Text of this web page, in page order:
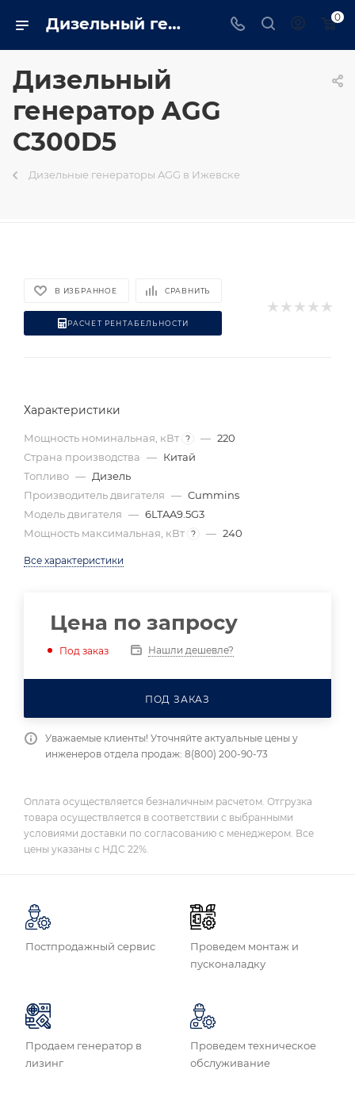
Дизельный генератор AGG C300D5 на базе двигателя Cummins - купить в Ижевске генератор 220 квт в интернет магазине - izhevsk.trustenergo.ru 0
Дизельный
генератор AGG
C300D5
Дизельные генераторы AGG в Ижевске
В ИЗБРАННОЕ СРАВНИТЬ
РАСЧЕТ РЕНТАБЕЛЬНОСТИ
Характеристики
Мощность номинальная, кВт ? — 220
Страна производства — Китай
Топливо — Дизель
Производитель двигателя — Cummins
Модель двигателя — 6LTAA9.5G3
Мощность максимальная, кВт ? — 240
Все характеристики
Цена по запросу
Под заказ Нашли дешевле?
ПОД ЗАКАЗ
Уважаемые клиенты! Уточняйте актуальные цены у
инженеров отдела продаж: 8(800) 200-90-73
Оплата осуществляется безналичным расчетом. Отгрузка
товара осуществляется в соответствии с выбранными
условиями доставки по согласованию с менеджером. Все
цены указаны с НДС 22%.
Постпродажный сервис
Проведем монтаж и
пусконаладку
Продаем генератор в
лизинг
Проведем техническое
обслуживание